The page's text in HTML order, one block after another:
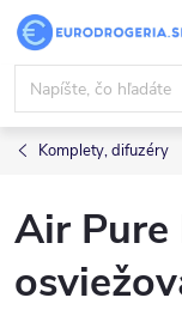
Prejsť
obsah
Komplety, difuzéry
Air Pure